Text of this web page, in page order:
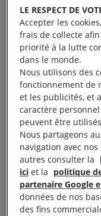
LE RESPECT DE
Accepter les
frais de collecte
priorité à la lutte
dans le monde.
Nous utilisons des
fonctionnement de
et les publicités, et
caractère
peuvent être
Nous partageons
navigation avec
autres consulter la
ici et la politique
partenaire Google
données de nos
des fins